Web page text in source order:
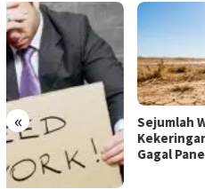
«
Sejumlah Wilayah Sulut Alami
Kekeringan, Petani Terancam
Gagal Panen